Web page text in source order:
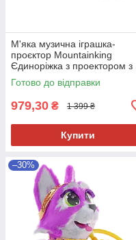
М'яка музична іграшка-
проєктор Mountainking
Єдиноріжка з проектором з
народження
Готово до відправки
979,30 ₴ 1 399 ₴
Купити
–30%